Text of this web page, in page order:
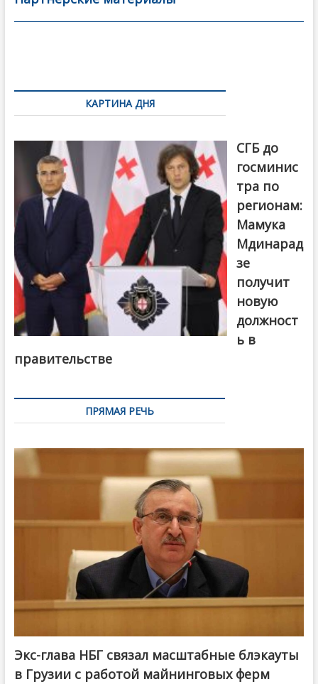
o
в
по
записямКАРТИНА ДНЯ
СГБ до
госминис
тра по
регионам:
Мамука
Мдинарад
зе
получит
новую
должност
ь в
правительстве
ПРЯМАЯ РЕЧЬ
Экс-глава НБГ связал масштабные блэкауты
в Грузии с работой майнинговых ферм